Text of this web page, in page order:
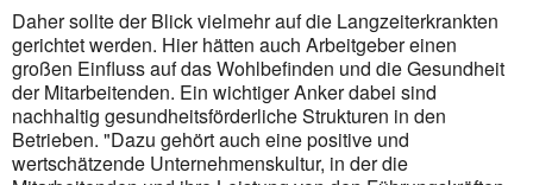
Daher sollte der Blick vielmehr auf die Langzeiterkrankten
gerichtet werden. Hier hätten auch Arbeitgeber einen
großen Einfluss auf das Wohlbefinden und die Gesundheit
der Mitarbeitenden. Ein wichtiger Anker dabei sind
nachhaltig gesundheitsförderliche Strukturen in den
Betrieben. "Dazu gehört auch eine positive und
wertschätzende Unternehmenskultur, in der die